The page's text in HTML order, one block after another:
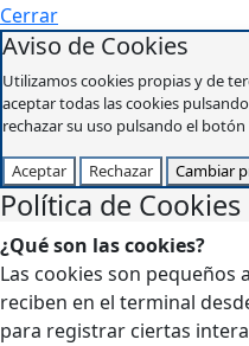
Cerrar
Aviso de Cookies
Utilizamos cookies propias y de
aceptar todas las cookies
rechazar su uso pulsando el
Aceptar Rechazar Cambiar
Política de Cookies
¿Qué son las cookies?
Las cookies son pequeños
reciben en el terminal
para registrar ciertas